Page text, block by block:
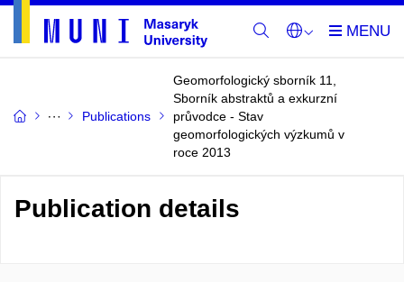
Publications
Geomorfologický sborník 11,
Sborník abstraktů a exkurzní
průvodce - Stav
geomorfologických výzkumů v
roce 2013
Publication details